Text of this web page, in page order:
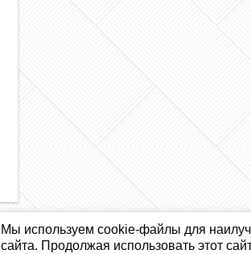
Мы используем cookie-файлы для
сайта. Продолжая использовать этот